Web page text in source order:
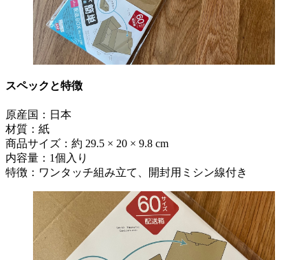
スペックと特徴
原産国：日本
材質：紙
商品サイズ：約 29.5 × 20 × 9.8 cm
内容量：1個入り
特徴：ワンタッチ組み立て、開封用ミシン線付き